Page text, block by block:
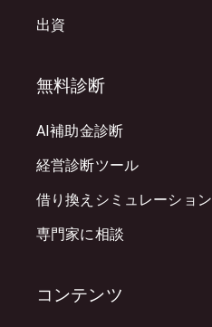
出資
無料診断
AI補助金診断
経営診断ツール
借り換えシミュレーション
専門家に相談
コンテンツ